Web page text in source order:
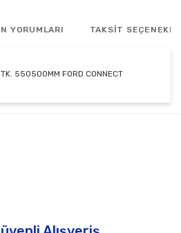
YORUMLARI TAKSİT
550500MM FORD CONNECT